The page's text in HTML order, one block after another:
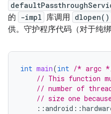
的
-impl 库调用 dlopen()
供。守护程序代码（对于纯
int main(int /* argc
// This function
// number of
// size one
::android ::